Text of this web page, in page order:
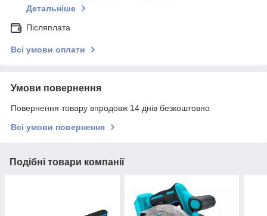
Детальніше
Післяплата
Всі умови оплати
Умови повернення
Повернення товару впродовж 14 днів безкоштовно
Всі умови повернення
Подібні товари компанії